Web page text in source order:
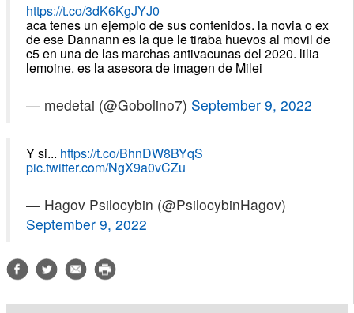
https://t.co/3dK6KgJYJ0
aca tenes un ejemplo de sus contenidos. la novia o ex
de ese Dannann es la que le tiraba huevos al movil de
c5 en una de las marchas antivacunas del 2020. lilia
lemoine. es la asesora de imagen de Milei
— medetai (@Gobolino7) September 9, 2022
Y si... https://t.co/BhnDW8BYqS
pic.twitter.com/NgX9a0vCZu
— Hagov Psilocybin (@PsilocybinHagov)
September 9, 2022